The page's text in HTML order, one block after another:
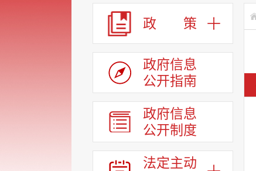
政 策
政府信息
公开指南
政府信息
公开制度
法定主动